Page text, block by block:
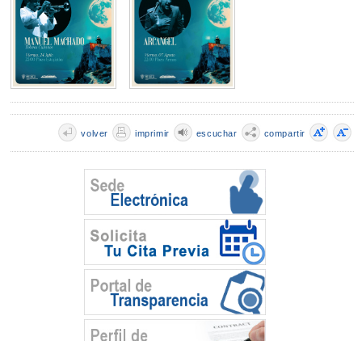
compartir
escuchar
imprimir
volver